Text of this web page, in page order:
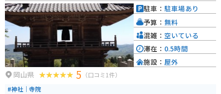
岡山県 5 （口コミ1件）
#神社｜寺院
駐車： 駐車場あり
予算： 無料
混雑： 空いている
滞在： 0.5時間
施設： 屋外